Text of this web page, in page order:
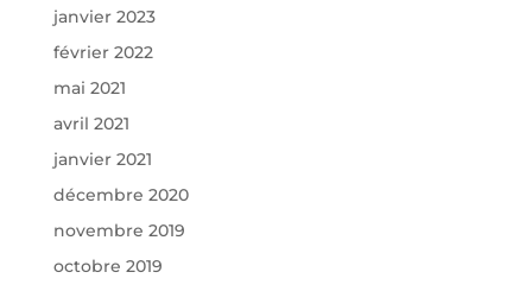
janvier 2023
février 2022
mai 2021
avril 2021
janvier 2021
décembre 2020
novembre 2019
octobre 2019